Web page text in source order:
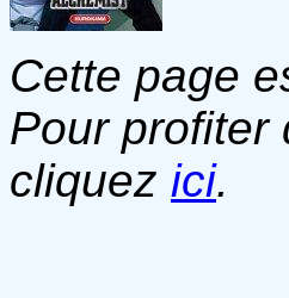
Cette page
Pour profiter
cliquez ici.